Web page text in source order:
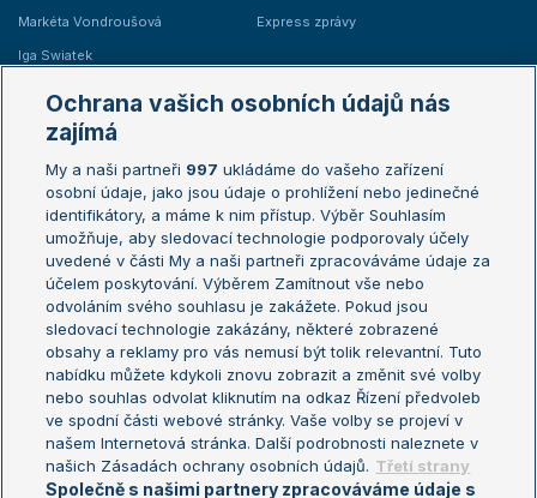
Markéta Vondroušová
Iga Swiatek
Express zprávy
Žebříčky
Žebříček ATP (muži)
Žebříček WTA (ženy)
Sázkařský žebříček
Australian Open
French Open
Wimbledon
US Open
Turnaj mistrů
Turnaj mistryň
Aktualní trendy
Fotbalové přestupy
Livesport Daily
LS Prague Open
Ochrana vašich osobních údajů nás
zajímá
My a naši partneři 997 ukládáme do vašeho zařízení
osobní údaje, jako jsou údaje o prohlížení nebo jedinečné
identifikátory, a máme k nim přístup. Výběr Souhlasím
umožňuje, aby sledovací technologie podporovaly účely
uvedené v části My a naši partneři zpracováváme údaje za
účelem poskytování. Výběrem Zamítnout vše nebo
odvoláním svého souhlasu je zakážete. Pokud jsou
sledovací technologie zakázány, některé zobrazené
obsahy a reklamy pro vás nemusí být tolik relevantní. Tuto
nabídku můžete kdykoli znovu zobrazit a změnit své volby
nebo souhlas odvolat kliknutím na odkaz Řízení předvoleb
ve spodní části webové stránky. Vaše volby se projeví v
našem Internetová stránka. Další podrobnosti naleznete v
našich Zásadách ochrany osobních údajů. Třetí strany
Společně s našimi partnery zpracováváme údaje s